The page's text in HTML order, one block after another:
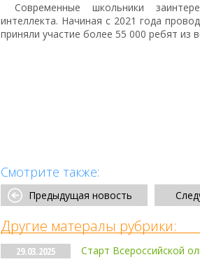
Современные школьники
интеллекта. Начиная с 2021 года
приняли участие более 55 000 ребят из
Смотрите также:
Предыдущая новость
Другие матералы рубрики:
29.03.2025 Старт Всероссийской